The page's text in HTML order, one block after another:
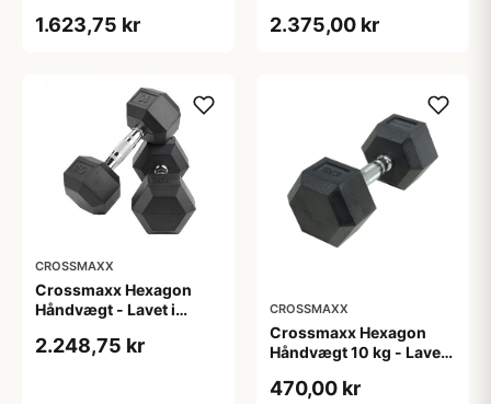
gummi - Riflet håndtag
styrketræning
1.623,75 kr
gummi - Riflet håndtag
2.375,00 kr
CROSSMAXX
Crossmaxx Hexagon
Håndvægt - Lavet i
gummi - Riflet håndtag
2.248,75 kr
CROSSMAXX
Crossmaxx Hexagon
Håndvægt 10 kg - Lavet i
gummi - Riflet håndtag
470,00 kr